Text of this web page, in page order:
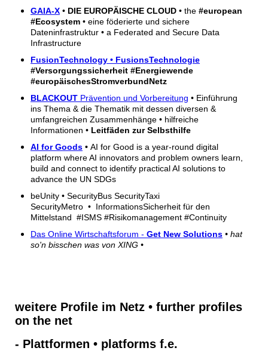
GAIA-X • DIE EUROPÄISCHE CLOUD • the #european
#Ecosystem • eine föderierte und sichere
Dateninfrastruktur • a Federated and Secure Data
Infrastructure
FusionTechnology • FusionsTechnologie
#Versorgungssicherheit #Energiewende
#europäischesStromverbundNetz
BLACKOUT Prävention und Vorbereitung • Einführung
ins Thema & die Thematik mit dessen diversen &
umfangreichen Zusammenhänge • hilfreiche
Informationen • Leitfäden zur Selbsthilfe
AI for Goods • AI for Good is a year-round digital
platform where AI innovators and problem owners learn,
build and connect to identify practical AI solutions to
advance the UN SDGs
beUnity • SecurityBus SecurityTaxi
SecurityMetro • InformationsSicherheit für den
Mittelstand #ISMS #Risikomanagement #Continuity
Das Online Wirtschaftsforum - Get New Solutions • hat
so'n bisschen was von XING •
weitere Profile im Netz • further profiles
on the net
- Plattformen • platforms f.e.